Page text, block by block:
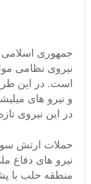
جمهوری
نیروی نظامی
است. در این
و نیرو های
در این نیروی
حملات ارتش
نیرو های دفاع
منطقه حلب با